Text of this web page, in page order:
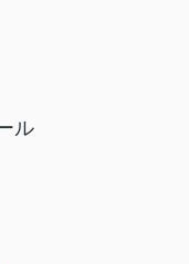
ル